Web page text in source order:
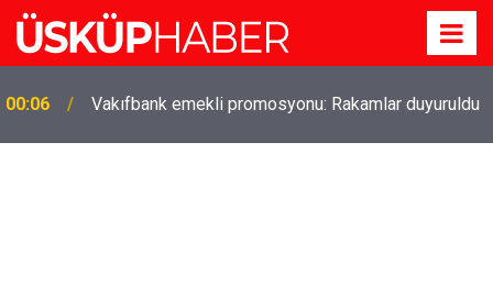
19:21
Gözde oldu! Hem köy hem mahalle hayatı iç içe!
İzmir'deki doğal semt